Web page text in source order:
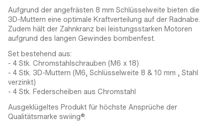
Aufgrund der angefrästen 8 mm Schlüsselweite bieten die
3D-Muttern eine optimale Kraftverteilung auf der Radnabe.
Zudem hält der Zahnkranz bei leistungsstarken Motoren
aufgrund des langen Gewindes bombenfest.
Set bestehend aus:
- 4 Stk. Chromstahlschrauben (M6 x 18)
- 4 Stk. 3D-Muttern (M6, Schlüsselweite 8 & 10 mm , Stahl
verzinkt)
- 4 Stk. Federscheiben aus Chromstahl
Ausgeklügeltes Produkt für höchste Ansprüche der
Qualitätsmarke swiing®.